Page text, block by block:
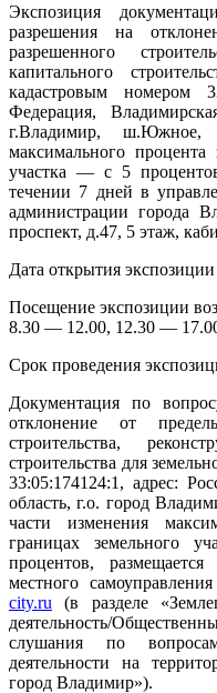
Экспозиция
разрешения на
разрешенного
капитального
кадастровым номером
Федерация,
г.Владимир,
максимального процента
участка — с 5
течении 7 дней в
администрации города
проспект, д.47, 5 этаж,
Дата открытия
Посещение экспозиции
8.30 — 12.00, 12.30 —
Срок проведения
Документация по
отклонение от
строительства,
строительства для
33:05:174124:1, адрес:
область, г.о. город
части изменения
границах земельного
процентов,
местного
city.ru (в разделе
деятельность/
слушания по
деятельности на
город Владимир»).